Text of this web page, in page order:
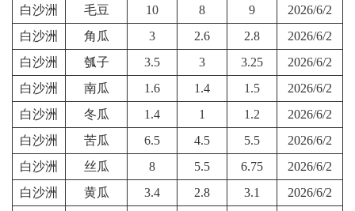
白沙洲
毛豆 10 8 9
2026/6/2
白沙洲
角瓜 3 2.6 2.8
2026/6/2
白沙洲
瓠子 3.5 3 3.25
2026/6/2
白沙洲
南瓜 1.6 1.4 1.5
2026/6/2
白沙洲
冬瓜 1.4 1 1.2
2026/6/2
白沙洲
苦瓜 6.5 4.5 5.5
2026/6/2
白沙洲
丝瓜 8 5.5 6.75
2026/6/2
白沙洲
黄瓜 3.4 2.8 3.1
2026/6/2